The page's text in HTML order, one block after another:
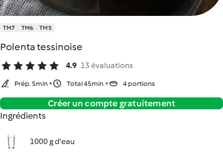
TM7 TM6 TM5
Polenta tessinoise
4.9 13 évaluations
Prép. 5min Total 45min 4 portions
Créer un compte gratuitement
Ingrédients
1000 g d'eau